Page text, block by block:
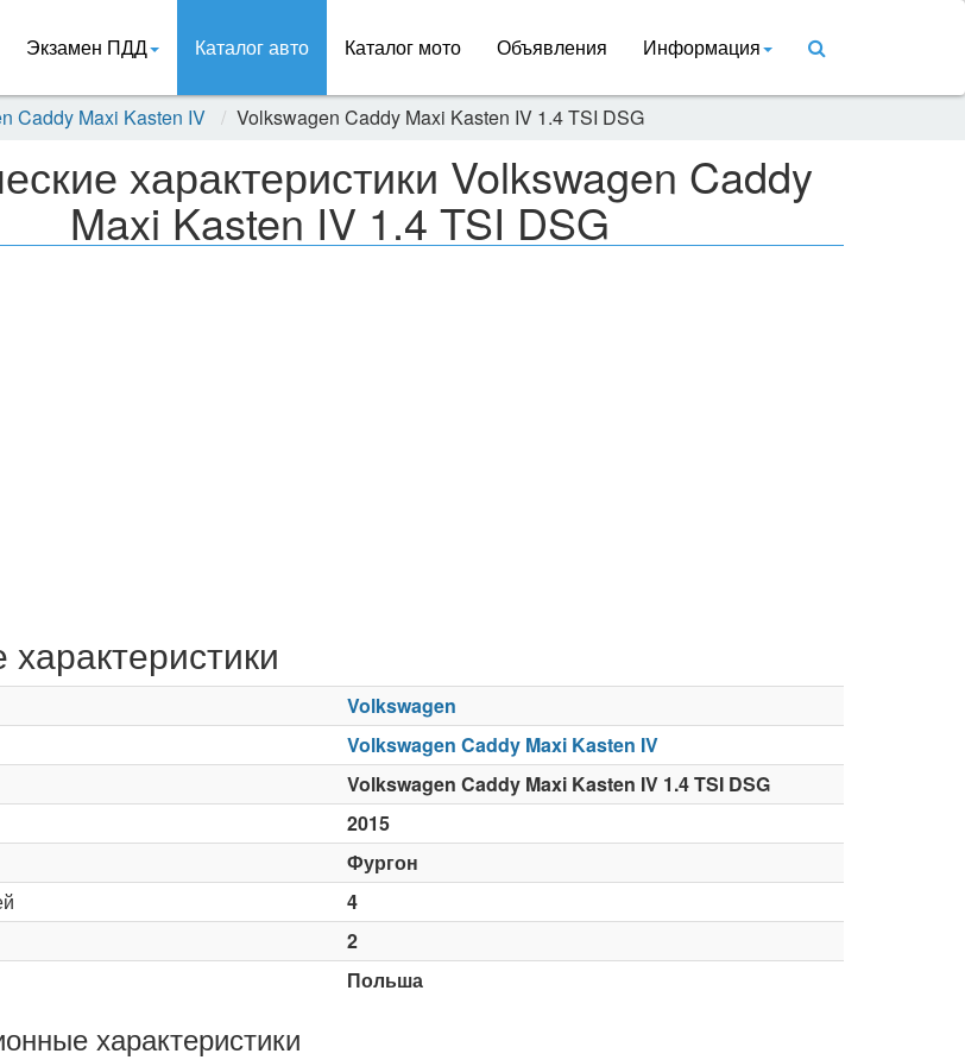
Экзамен ПДД Каталог авто Каталог мото Объявления Информация
Caddy Maxi Kasten IV Volkswagen Caddy Maxi Kasten IV 1.4 TSI DSG
характеристики Volkswagen Caddy
Maxi Kasten IV 1.4 TSI DSG
Volkswagen
Volkswagen Caddy Maxi Kasten IV
Volkswagen Caddy Maxi Kasten IV 1.4 TSI DSG
2015
Фургон
4
2
Польша
характеристики